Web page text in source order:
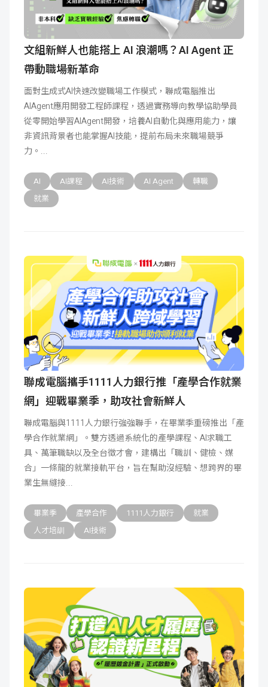
文組新鮮人也能搭上 AI 浪潮嗎？AI Agent 正
帶動職場新革命
面對生成式AI快速改變職場工作模式，聯成電腦推出
AIAgent應用開發工程師課程，透過實務導向教學協助學員
從零開始學習AIAgent開發，培養AI自動化與應用能力，讓
非資訊背景者也能掌握AI技能，提前布局未來職場競爭
力。
AI AI課程 AI技術 AI Agent
轉職
就業
聯成電腦攜手1111人力銀行推「產學合作就業
網」迎戰畢業季，助攻社會新鮮人
聯成電腦與1111人力銀行強強聯手，在畢業季重磅推出「產
學合作就業網」。雙方透過系統化的產學課程、AI求職工
具、萬筆職缺以及全台徵才會，建構出「職訓、健檢、媒
合」一條龍的就業接軌平台，旨在幫助沒經驗、想跨界的畢
業生無縫接
畢業季 產學合作 1111人力銀行
就業
人才培訓
AI技術